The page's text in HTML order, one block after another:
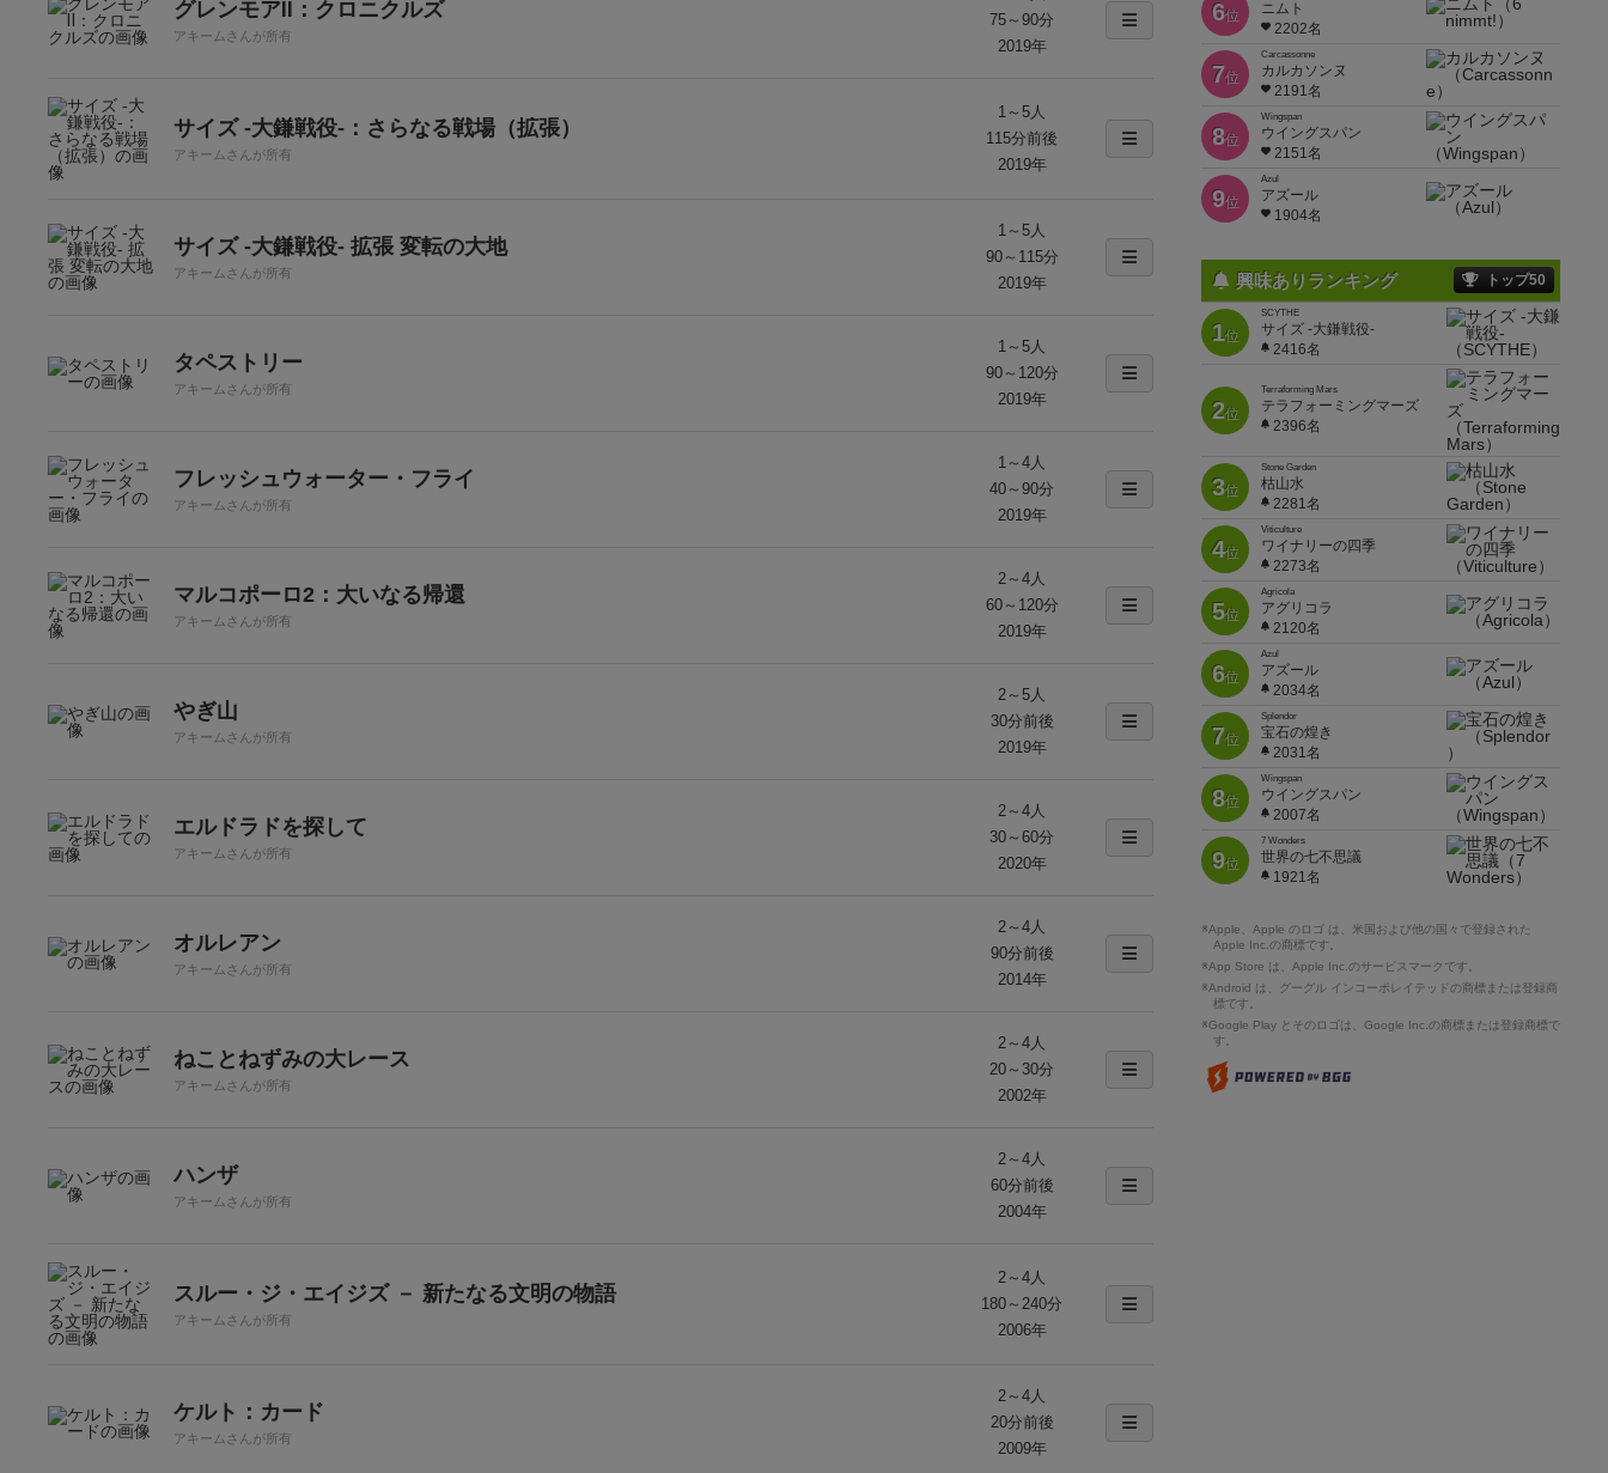
グレンモアⅡ：クロニクルズ
アキームさんが所有
75～90分
2019年
サイズ -大鎌戦役-：さらなる戦場（拡張）
アキームさんが所有
1～5人
115分前後
2019年
サイズ -大鎌戦役- 拡張 変転の大地
アキームさんが所有
1～5人
90～115分
2019年
タペストリー
アキームさんが所有
1～5人
90～120分
2019年
フレッシュウォーター・フライ
アキームさんが所有
1～4人
40～90分
2019年
マルコポーロ2：大いなる帰還
アキームさんが所有
2～4人
60～120分
2019年
やぎ山
アキームさんが所有
2～5人
30分前後
2019年
エルドラドを探して
アキームさんが所有
2～4人
30～60分
2020年
オルレアン
アキームさんが所有
2～4人
90分前後
2014年
ねことねずみの大レース
アキームさんが所有
2～4人
20～30分
2002年
ハンザ
アキームさんが所有
2～4人
60分前後
2004年
スルー・ジ・エイジズ － 新たなる文明の物語
アキームさんが所有
2～4人
180～240分
2006年
ケルト：カード
アキームさんが所有
2～4人
20分前後
2009年
6位
ニムト
2202名
7位
Carcassonne
カルカソンヌ
2191名
8位
Wingspan
ウイングスパン
2151名
9位
Azul
アズール
1904名
興味ありランキング トップ50
1位
SCYTHE
サイズ -大鎌戦役-
2416名
2位
Terraforming Mars
テラフォーミングマーズ
2396名
3位
Stone Garden
枯山水
2281名
4位
Viticulture
ワイナリーの四季
2273名
5位
Agricola
アグリコラ
2120名
6位
Azul
アズール
2034名
7位
Splendor
宝石の煌き
2031名
8位
Wingspan
ウイングスパン
2007名
9位
7 Wonders
世界の七不思議
1921名
※Apple、Apple のロゴ は、米国および他の国々で登録された
Apple Inc.の商標です。
※App Store は、Apple Inc.のサービスマークです。
※Android は、グーグル インコーポレイテッドの商標または登録商
標です。
※Google Play とそのロゴは、Google Inc.の商標または登録商標で
す。